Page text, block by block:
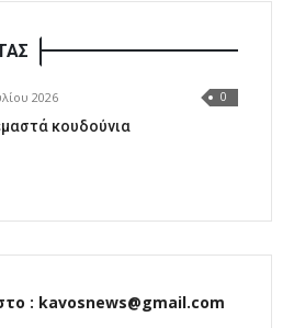
2026 0
κουδούνια
: kavosnews@gmail.com